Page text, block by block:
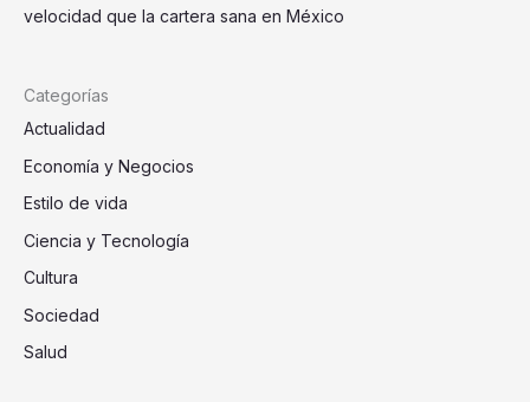
velocidad que la cartera sana en México
Categorías
Actualidad
Economía y Negocios
Estilo de vida
Ciencia y Tecnología
Cultura
Sociedad
Salud